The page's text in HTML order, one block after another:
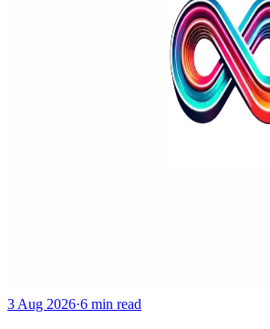
3 Aug 2026·6 min read